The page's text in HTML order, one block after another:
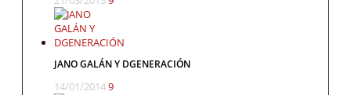
JANO GALÁN Y DGENERACIÓN
14/01/20149